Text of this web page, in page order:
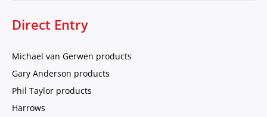
Direct Entry
Michael van Gerwen products
Gary Anderson products
Phil Taylor products
Harrows